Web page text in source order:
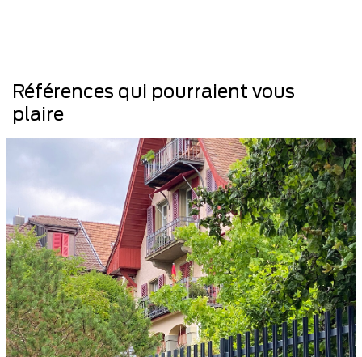
Références qui pourraient vous
plaire